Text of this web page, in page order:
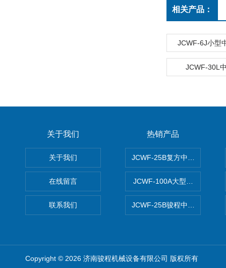
相关产品：
JCWF-6J小型
JCWF-30L
关于我们
关于我们
在线留言
联系我们
热销产品
JCWF-25B复方中药材超微粉
JCWF-100A大型中药材超微
JCWF-25B骏程中草药超细粉
Copyright © 2026 济南骏程机械设备有限公司 版权所有